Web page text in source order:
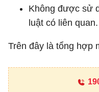
Không được sử
luật có liên quan.
Trên đây là tổng hợp